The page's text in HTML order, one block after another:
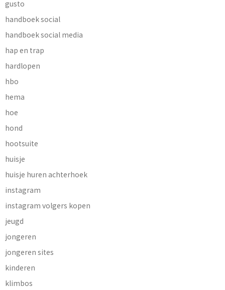
gusto
handboek social
handboek social media
hap en trap
hardlopen
hbo
hema
hoe
hond
hootsuite
huisje
huisje huren achterhoek
instagram
instagram volgers kopen
jeugd
jongeren
jongeren sites
kinderen
klimbos